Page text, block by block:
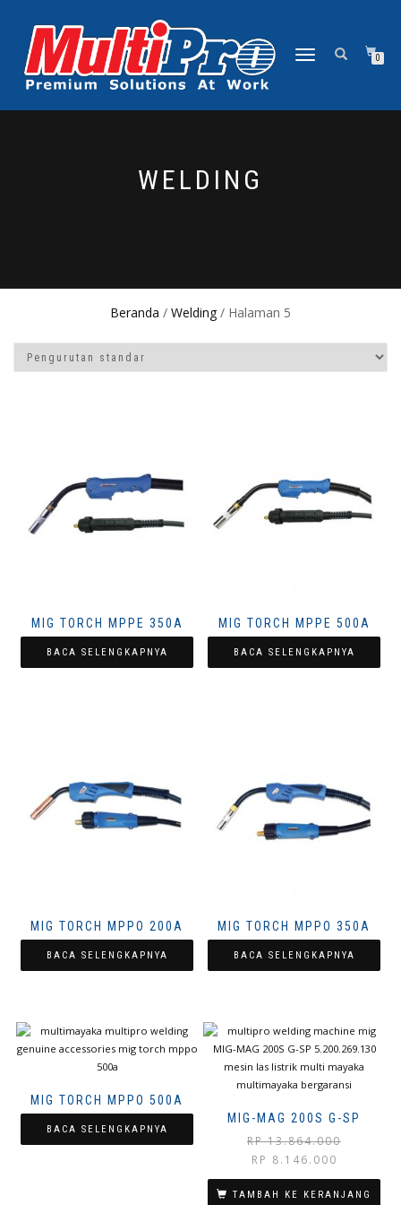
NAVIGASI
0
WELDING
Beranda / Welding / Halaman 5
MIG TORCH MPPE 350A
BACA SELENGKAPNYA
MIG TORCH MPPE 500A
BACA SELENGKAPNYA
MIG TORCH MPPO 200A
BACA SELENGKAPNYA
MIG TORCH MPPO 350A
BACA SELENGKAPNYA
MIG TORCH MPPO 500A
BACA SELENGKAPNYA
MIG-MAG 200S G-SP
RP13.864.000
Harga
adalah:
RP 8.146.000
ini
TAMBAH KE KERANJANG